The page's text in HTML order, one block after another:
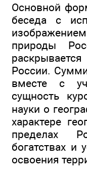
Основной
беседа с
природы
России.
вместе с
сущность
науки о
характере
пределах
богатствах и
освоения